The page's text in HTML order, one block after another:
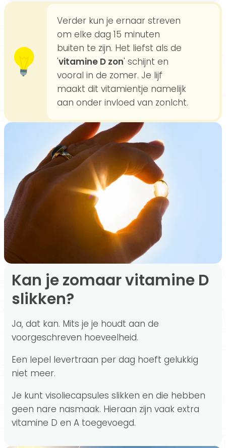
Verder kun je ernaar streven
om elke dag 15 minuten
buiten te zijn. Het liefst als de
'vitamine D zon' schijnt en
vooral in de zomer. Je lijf
maakt dit vitamientje namelijk
aan onder invloed van zonlcht.
Kan je zomaar vitamine D
slikken?
Ja, dat kan. Mits je je houdt aan de
voorgeschreven hoeveelheid.
Een lepel levertraan per dag hoeft gelukkig
niet meer.
Je kunt visoliecapsules slikken en die hebben
geen nare nasmaak. Hieraan zijn vaak extra
vitamine D en A toegevoegd.